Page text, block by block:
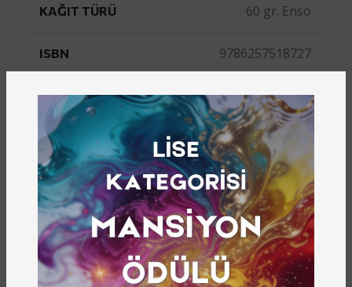
KAĞIT TÜRÜ 60 gr. Enso
ISBN 9786257518727
YAYINEVI Gazikültür
YAYIN NUMARASI
Satın Almak İçin Tıklayın (Mağaza Gaziantep)
Satın Almak İçin Tıklayın (Kitapyurdu)